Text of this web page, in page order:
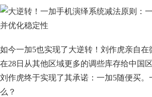
如今一加5也实现了大逆转！刘作虎亲自在
在28日从其他区域更多的调些库存给中国
刘作虎终于实现了其承诺：一加5随便买。
么？